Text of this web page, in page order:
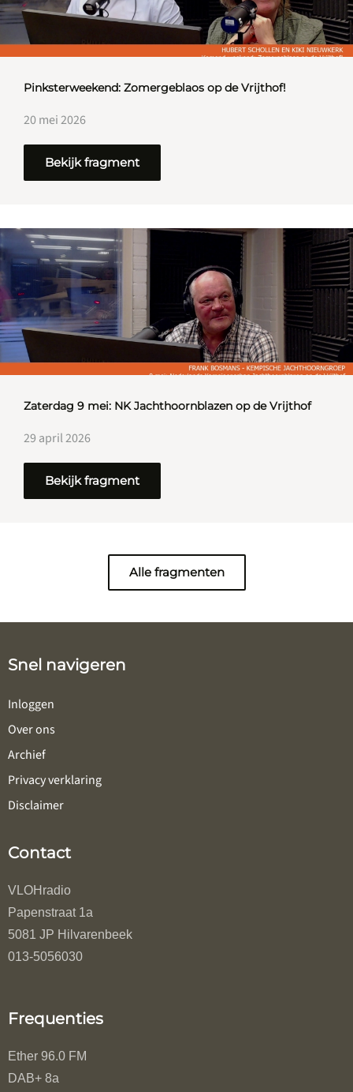
Pinksterweekend: Zomergeblaos op de Vrijthof!
20 mei 2026
Bekijk fragment
Zaterdag 9 mei: NK Jachthoornblazen op de Vrijthof
29 april 2026
Bekijk fragment
Alle fragmenten
Snel navigeren
Inloggen
Over ons
Archief
Privacy verklaring
Disclaimer
Contact
VLOHradio
Papenstraat 1a
5081 JP Hilvarenbeek
013-5056030
Frequenties
Ether 96.0 FM
DAB+ 8a